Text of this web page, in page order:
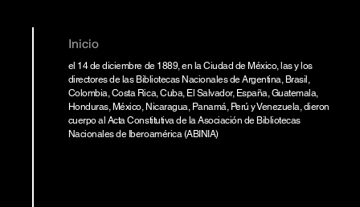
Inicio
el 14 de diciembre de 1889, en la Ciudad de México, las y los
directores de las Bibliotecas Nacionales de Argentina, Brasil,
Colombia, Costa Rica, Cuba, El Salvador, España, Guatemala,
Honduras, México, Nicaragua, Panamá, Perú y Venezuela, dieron
cuerpo al Acta Constitutiva de la Asociación de Bibliotecas
Nacionales de Iberoamérica (ABINIA)